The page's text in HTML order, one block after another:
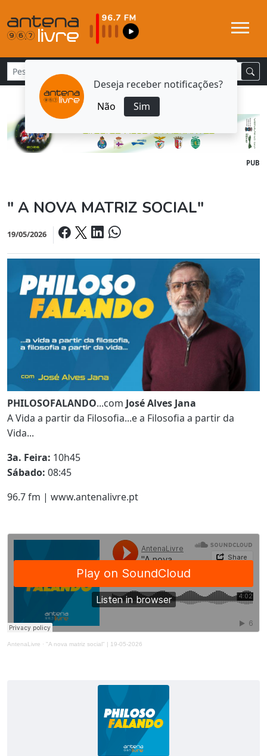
Deseja receber notificações?
Não
Sim
PUB
" A NOVA MATRIZ SOCIAL"
19/05/2026
PHILOSOFALANDO...com José Alves Jana
A Vida a partir da Filosofia...e a Filosofia a partir da
Vida...
3a. Feira: 10h45
Sábado: 08:45
96.7 fm | www.antenalivre.pt
AntenaLivre · "A nova matriz social" | 19-05-2026